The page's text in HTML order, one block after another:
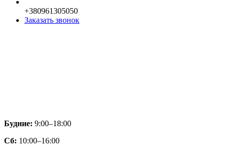
+380961305050
Заказать звонок
Будние: 9:00–18:00
Сб: 10:00–16:00